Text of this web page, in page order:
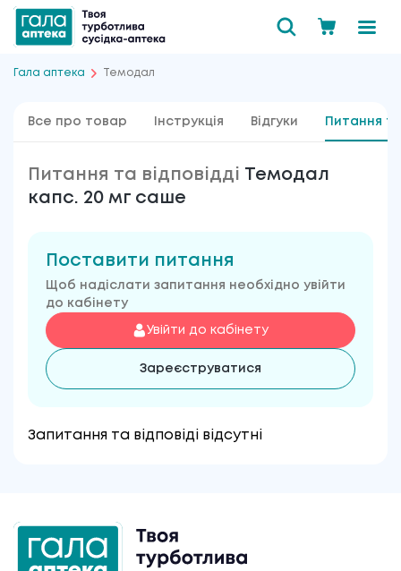
Гала аптека Темодал
Все про товар Інструкція Відгуки Питання та
Питання та відповідді Темодал
капс. 20 мг саше
Поставити питання
Щоб надіслати запитання необхідно увійти
до кабінету
Увійти до кабінету
Зареєструватися
Запитання та відповіді відсутні